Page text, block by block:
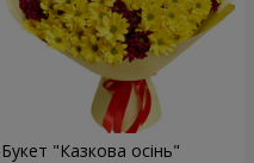
Букет "Казкова осінь"